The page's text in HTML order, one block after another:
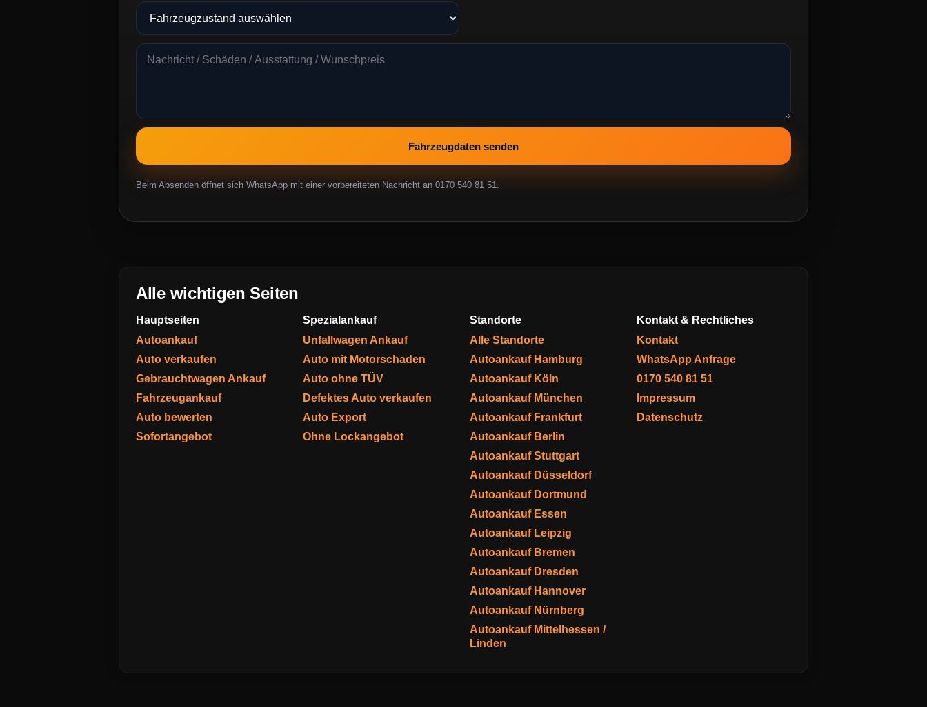
Fahrzeugdaten senden
Beim Absenden öffnet sich WhatsApp mit einer vorbereiteten Nachricht an 0170 540 81 51.
Alle wichtigen Seiten
Hauptseiten
Autoankauf
Auto verkaufen
Gebrauchtwagen Ankauf
Fahrzeugankauf
Auto bewerten
Sofortangebot
Spezialankauf
Unfallwagen Ankauf
Auto mit Motorschaden
Auto ohne TÜV
Defektes Auto verkaufen
Auto Export
Ohne Lockangebot
Standorte
Alle Standorte
Autoankauf Hamburg
Autoankauf Köln
Autoankauf München
Autoankauf Frankfurt
Autoankauf Berlin
Autoankauf Stuttgart
Autoankauf Düsseldorf
Autoankauf Dortmund
Autoankauf Essen
Autoankauf Leipzig
Autoankauf Bremen
Autoankauf Dresden
Autoankauf Hannover
Autoankauf Nürnberg
Autoankauf Mittelhessen /
Linden
Kontakt & Rechtliches
Kontakt
WhatsApp Anfrage
0170 540 81 51
Impressum
Datenschutz